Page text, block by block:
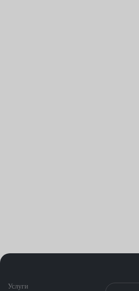
Услуги